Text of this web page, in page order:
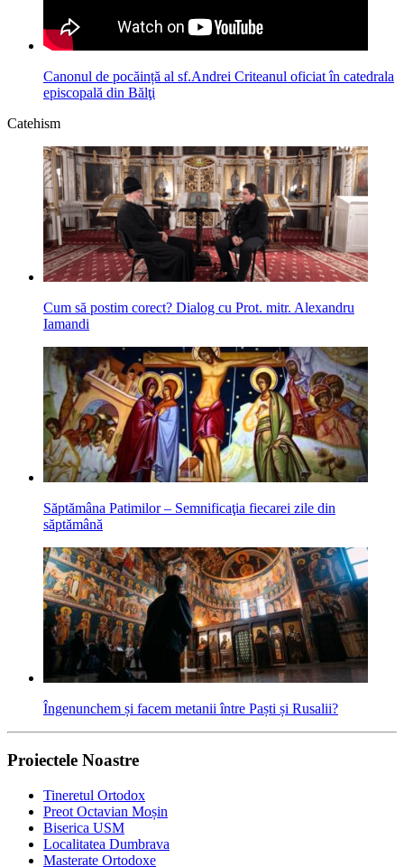
Canonul de pocăință al sf.Andrei Criteanul oficiat în catedrala
episcopală din Bălţi
Catehism
Cum să postim corect? Dialog cu Prot. mitr. Alexandru
Iamandi
Săptămâna Patimilor – Semnificaţia fiecarei zile din
săptămână
Îngenunchem și facem metanii între Paști și Rusalii?
Proiectele Noastre
Tineretul Ortodox
Preot Octavian Moșin
Biserica USM
Localitatea Dumbrava
Masterate Ortodoxe